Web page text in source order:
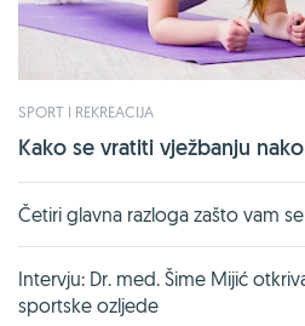
SPORT I REKREACIJA
Kako se vratiti vježbanju
Četiri glavna razloga zašto vam
Intervju: Dr. med. Šime Mijić
sportske ozljede